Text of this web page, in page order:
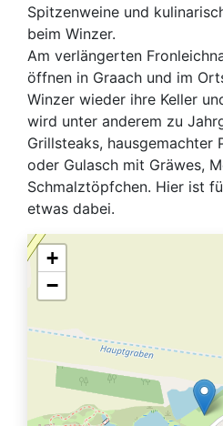
Spitzenweine und
beim Winzer.
Am verlängerten
öffnen in Graach und im
Winzer wieder ihre Keller
wird unter anderem zu
Grillsteaks, hausgemachter
oder Gulasch mit Gräwes,
Schmalztöpfchen. Hier ist
etwas dabei.
+
−